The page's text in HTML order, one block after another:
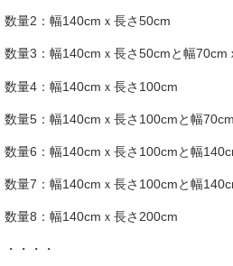
数量2：幅140cmｘ長さ50cm
数量3：幅140cmｘ長さ50cmと幅70cm
数量4：幅140cmｘ長さ100cm
数量5：幅140cmｘ長さ100cmと幅
数量6：幅140cmｘ長さ100cmと幅
数量7：幅140cmｘ長さ100cmと幅
数量8：幅140cmｘ長さ200cm
・・・・